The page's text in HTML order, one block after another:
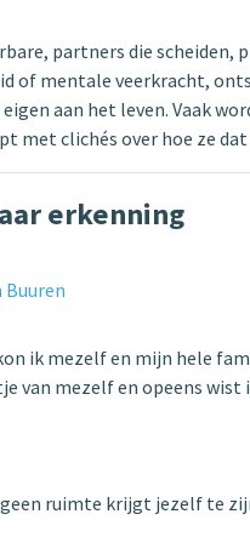
partners die scheiden,
of mentale veerkracht,
aan het leven. Vaak
met clichés over hoe ze dat
erkenning
Buuren
ik mezelf en mijn hele
van mezelf en opeens wist
geen ruimte krijgt jezelf te